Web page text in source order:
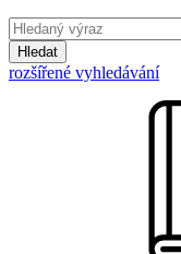
Hledat
rozšířené vyhledávání